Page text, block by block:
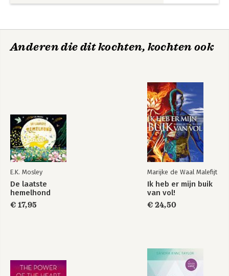
Anderen die dit kochten, kochten ook
E.K. Mosley
De laatste
hemelhond
€ 17,95
Marijke de Waal Malefijt
Ik heb er mijn buik
van vol!
€ 24,50